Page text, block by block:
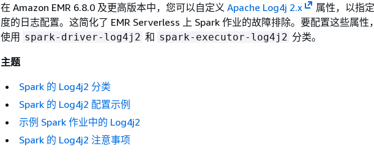
在 Amazon EMR 6.8.0 及更高版本中，您可以自定义 Apache Log4j 2.x
属性，以指
度的日志配置。这简化了 EMR Serverless 上 Spark 作业的故障排除。要配置这些属性
使用 spark-driver-log4j2 和 spark-executor-log4j2 分类。
主题
Spark 的 Log4j2 分类
Spark 的 Log4j2 配置示例
示例 Spark 作业中的 Log4j2
Spark 的 Log4j2 注意事项